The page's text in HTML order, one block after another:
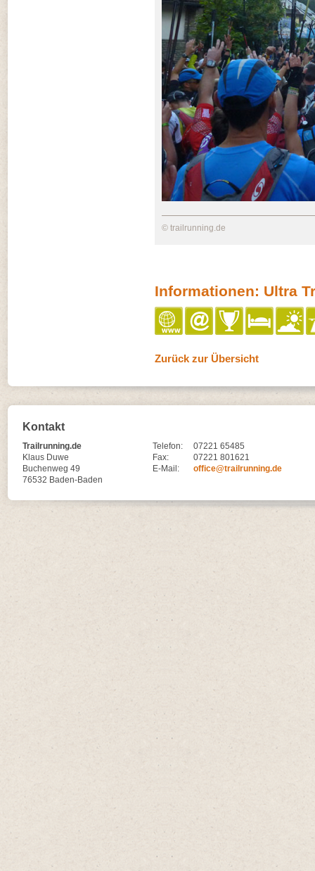
© trailrunning.de
Informationen: Ultra
Zurück zur Übersicht
Kontakt
Trailrunning.de
Klaus Duwe
Buchenweg 49
76532 Baden-Baden
Telefon:
07221 65485
Fax:
07221 801621
E-Mail:
office@trailrunning.de